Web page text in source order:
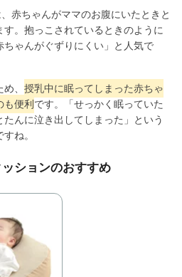
赤ちゃんがママのお腹にいたときと
。抱っこされているときのように
ゃんがぐずりにくい」と人気で
、 授乳中に眠ってしまった赤ちゃ
便利 です。「せっかく眠っていた
んに泣き出してしまった」という
ね。
ッションのおすすめ